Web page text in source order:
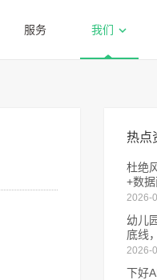
服务 我们
热点
杜绝
+数
2026-
幼儿
底线
2026-
下好